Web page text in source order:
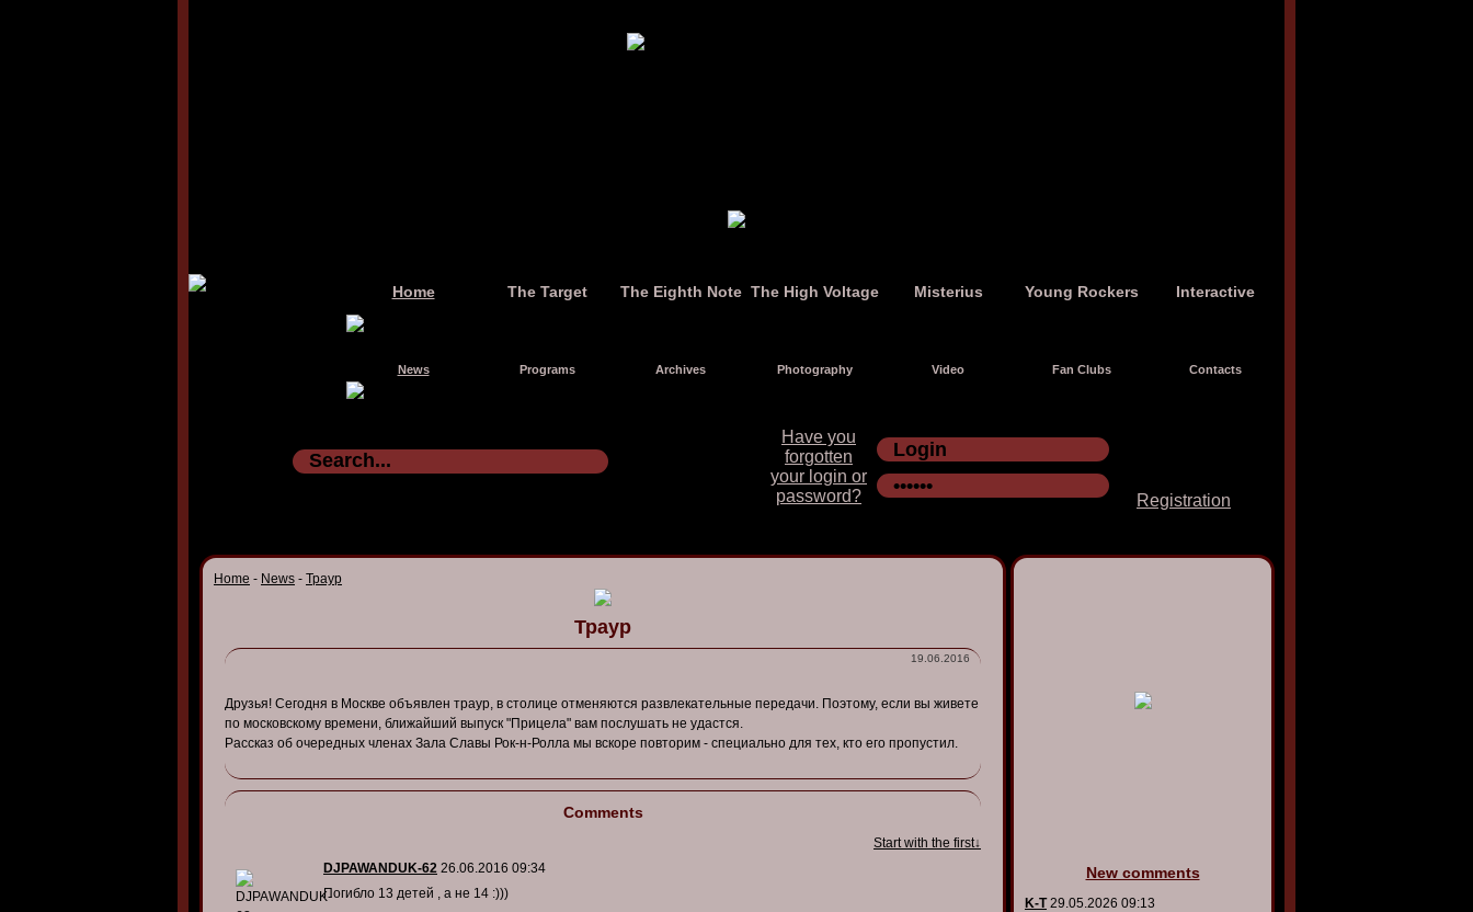
Home The Target The Eighth Note The High Voltage Misterius Young Rockers Interactive
News Programs Archives Photography Video Fan Clubs Contacts
Have you
forgotten
your login or
password?
Registration
Home - News - Траур
Траур
19.06.2016
Друзья! Сегодня в Москве объявлен траур, в столице отменяются развлекательные передачи. Поэтому, если вы живете
по московскому времени, ближайший выпуск "Прицела" вам послушать не удастся.
Рассказ об очередных членах Зала Славы Рок-н-Ролла мы вскоре повторим - специально для тех, кто его пропустил.
Comments
Start with the first↓
DJPAWANDUK-62 26.06.2016 09:34
Погибло 13 детей , а не 14 :)))
New comments
K-T29.05.2026 09:13